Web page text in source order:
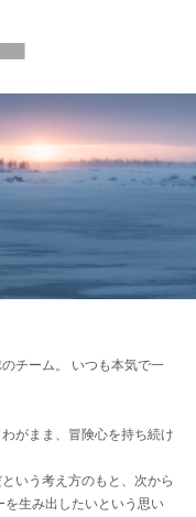
チーム。 いつも本気で一
がまま、冒険心を持ち続け
いう考え方のもと、次から
を生み出したいという思い